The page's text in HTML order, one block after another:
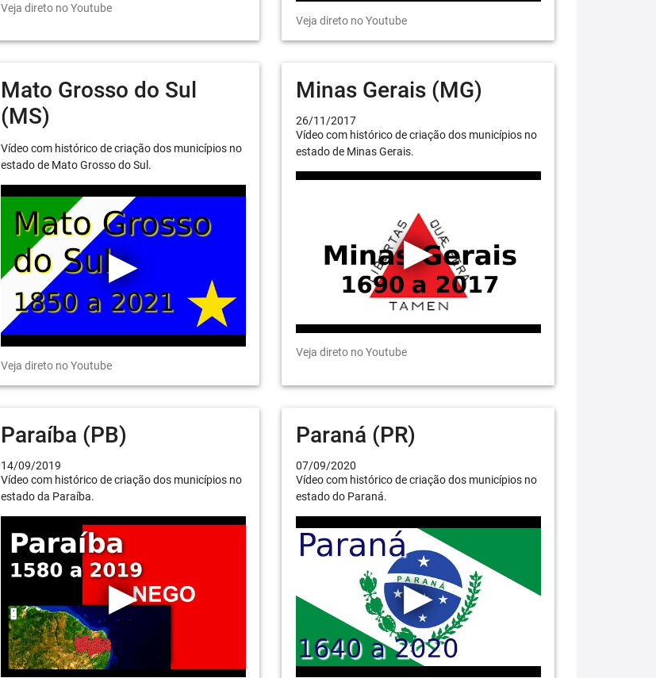
Veja direto no Youtube
Veja direto no Youtube
Mato Grosso do Sul
(MS)
Vídeo com histórico de criação dos municípios no
estado de Mato Grosso do Sul.
Veja direto no Youtube
Minas Gerais (MG)
26/11/2017
Vídeo com histórico de criação dos municípios no
estado de Minas Gerais.
Veja direto no Youtube
Paraíba (PB)
14/09/2019
Vídeo com histórico de criação dos municípios no
estado da Paraíba.
Paraná (PR)
07/09/2020
Vídeo com histórico de criação dos municípios no
estado do Paraná.